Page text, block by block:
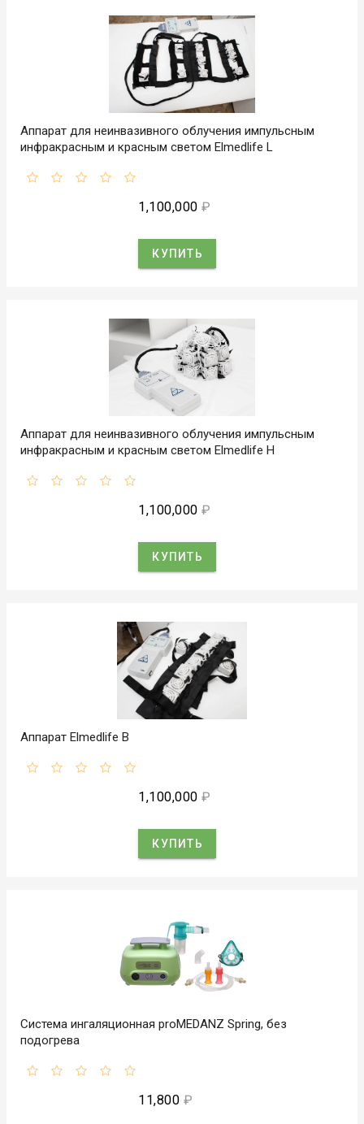
Аппарат для неинвазивного облучения импульсным
инфракрасным и красным светом Elmedlife L
1,100,000 ₽
КУПИТЬ
Аппарат для неинвазивного облучения импульсным
инфракрасным и красным светом Elmedlife H
1,100,000 ₽
КУПИТЬ
Аппарат Elmedlife B
1,100,000 ₽
КУПИТЬ
Система ингаляционная proMEDANZ Spring, без
подогрева
11,800 ₽